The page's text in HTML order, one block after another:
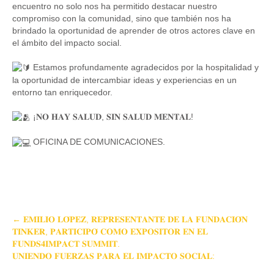
encuentro no solo nos ha permitido destacar nuestro
compromiso con la comunidad, sino que también nos ha
brindado la oportunidad de aprender de otros actores clave en
el ámbito del impacto social.
Estamos profundamente agradecidos por la hospitalidad y
la oportunidad de intercambiar ideas y experiencias en un
entorno tan enriquecedor.
¡𝐍𝐎 𝐇𝐀𝐘 𝐒𝐀𝐋𝐔𝐃, 𝐒𝐈𝐍 𝐒𝐀𝐋𝐔𝐃 𝐌𝐄𝐍𝐓𝐀𝐋!
OFICINA DE COMUNICACIONES.
Post
navigation
← 𝐄𝐌𝐈𝐋𝐈𝐎 𝐋𝐎́𝐏𝐄𝐙, 𝐑𝐄𝐏𝐑𝐄𝐒𝐄𝐍𝐓𝐀𝐍𝐓𝐄 𝐃𝐄 𝐋𝐀 𝐅𝐔𝐍𝐃𝐀𝐂𝐈𝐎́𝐍
𝐓𝐈𝐍𝐊𝐄𝐑, 𝐏𝐀𝐑𝐓𝐈𝐂𝐈𝐏𝐎́ 𝐂𝐎𝐌𝐎 𝐄𝐗𝐏𝐎𝐒𝐈𝐓𝐎𝐑 𝐄𝐍 𝐄𝐋
𝐅𝐔𝐍𝐃𝐒𝟒𝐈𝐌𝐏𝐀𝐂𝐓 𝐒𝐔𝐌𝐌𝐈𝐓.
𝐔𝐍𝐈𝐄𝐍𝐃𝐎 𝐅𝐔𝐄𝐑𝐙𝐀𝐒 𝐏𝐀𝐑𝐀 𝐄𝐋 𝐈𝐌𝐏𝐀𝐂𝐓𝐎 𝐒𝐎𝐂𝐈𝐀𝐋: